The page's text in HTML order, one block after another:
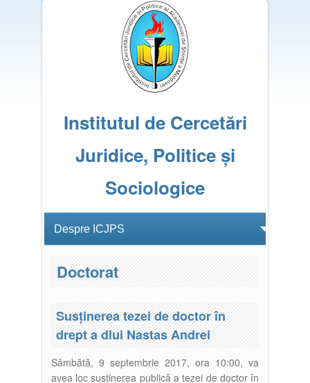
Institutul de Cercetări
Juridice, Politice și
Sociologice
Doctorat
Susţinerea tezei de doctor în
drept a dlui Nastas Andrei
Sâmbătă, 9 septembrie 2017, ora 10:00, va
avea loc susținerea publică a tezei de doctor în